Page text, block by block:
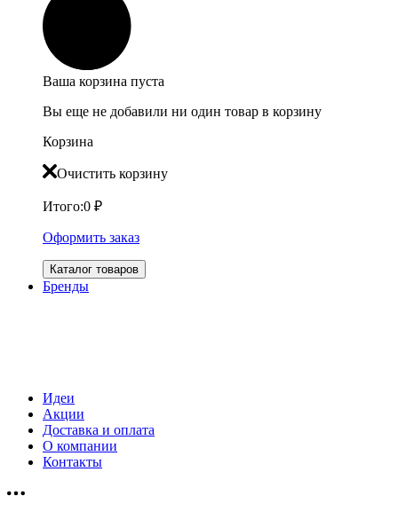
Ваша корзина пуста
Вы еще не добавили ни один товар в корзину
Корзина
Очистить корзину
Итого:0 ₽
Оформить заказ
Каталог товаров
Бренды
Идеи
Акции
Доставка и оплата
О компании
Контакты